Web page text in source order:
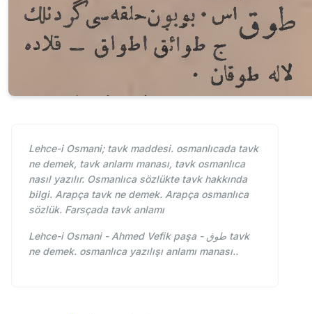
Lehce-i Osmani; tavk maddesi. osmanlıcada tavk
ne demek, tavk anlamı manası, tavk osmanlıca
nasıl yazılır. Osmanlıca sözlükte tavk hakkında
bilgi. Arapça tavk ne demek. Arapça osmanlıca
sözlük. Farsçada tavk anlamı
Lehce-i Osmani - Ahmed Vefik paşa - طوق tavk
ne demek. osmanlıca yazılışı anlamı manası..